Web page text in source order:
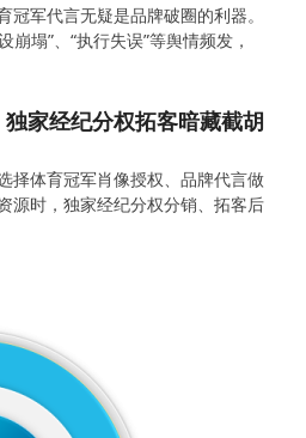
冠军代言无疑是品牌破圈的利器。
崩塌”、“执行失误”等舆情频发，
家经纪分权拓客暗藏截胡
择体育冠军肖像授权、品牌代言做
源时，独家经纪分权分销、拓客后